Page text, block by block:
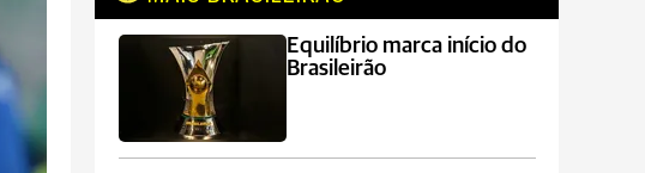
Equilíbrio marca início do
Brasileirão